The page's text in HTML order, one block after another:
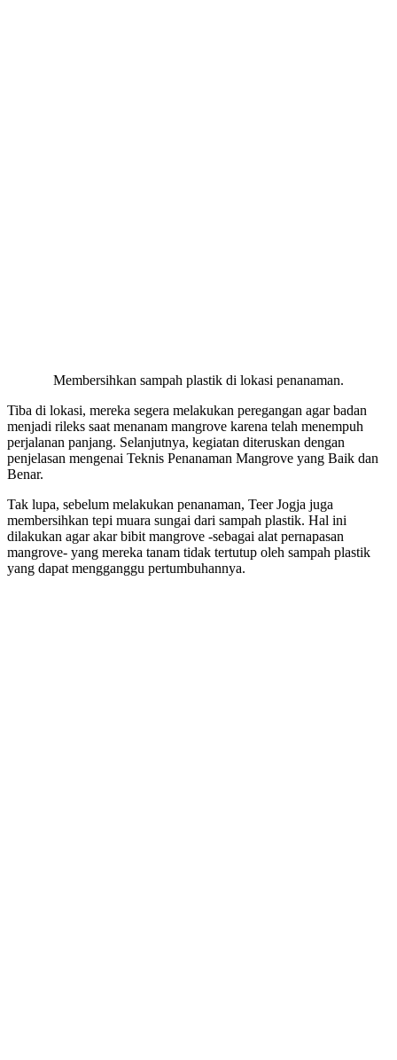
Membersihkan sampah plastik di lokasi penanaman.
Tiba di lokasi, mereka segera melakukan peregangan agar badan
menjadi rileks saat menanam mangrove karena telah menempuh
perjalanan panjang. Selanjutnya, kegiatan diteruskan dengan
penjelasan mengenai Teknis Penanaman Mangrove yang Baik dan
Benar.
Tak lupa, sebelum melakukan penanaman, Teer Jogja juga
membersihkan tepi muara sungai dari sampah plastik. Hal ini
dilakukan agar akar bibit mangrove -sebagai alat pernapasan
mangrove- yang mereka tanam tidak tertutup oleh sampah plastik
yang dapat mengganggu pertumbuhannya.